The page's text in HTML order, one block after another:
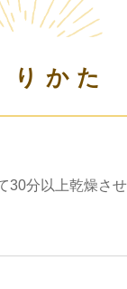
りかた
30分以上乾燥させ